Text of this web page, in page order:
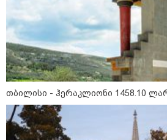
თბილისი -
ლარიდან
თბილისი -
ლარიდან
თბილისი - ჰერაკლიონი 1458.10